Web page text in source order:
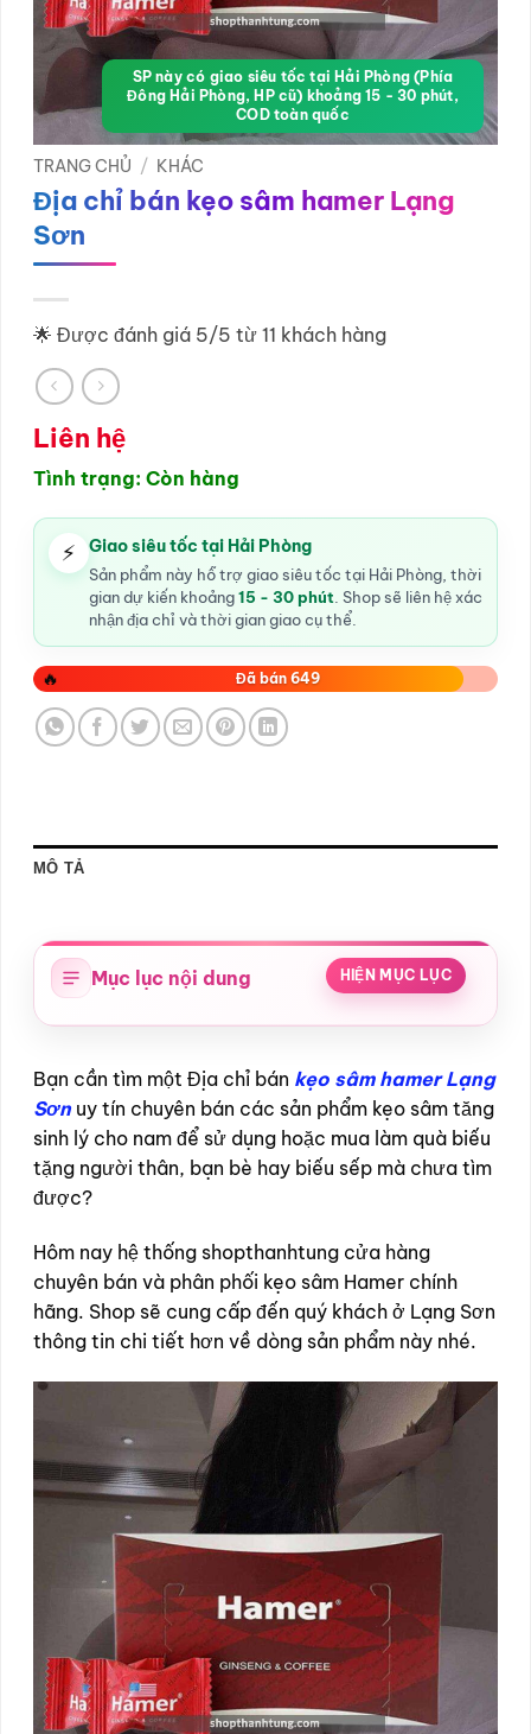
SP này có giao siêu tốc tại Hải Phòng (Phía
Đông Hải Phòng, HP cũ) khoảng 15 - 30 phút,
COD toàn quốc
TRANG CHỦ / KHÁC
Địa chỉ bán kẹo sâm hamer Lạng
Sơn
🌟 Được đánh giá 5/5 từ 11 khách hàng
Liên hệ
Tình trạng: Còn hàng
⚡ Giao siêu tốc tại Hải Phòng
Sản phẩm này hỗ trợ giao siêu tốc tại Hải Phòng, thời
gian dự kiến khoảng15 - 30 phút. Shop sẽ liên hệ xác
nhận địa chỉ và thời gian giao cụ thể.
🔥 Đã bán 649
MÔ TẢ
Mục lục nội dung HIỆN MỤC LỤC
Bạn cần tìm một Địa chỉ bán kẹo sâm hamer Lạng
Sơnuy tín chuyên bán các sản phẩm kẹo sâm tăng
sinh lý cho nam để sử dụng hoặc mua làm quà biếu
tặng người thân, bạn bè hay biếu sếp mà chưa tìm
được?
Hôm nay hệ thống shopthanhtung cửa hàng
chuyên bán và phân phối kẹo sâm Hamer chính
hãng. Shop sẽ cung cấp đến quý khách ở Lạng Sơn
thông tin chi tiết hơn về dòng sản phẩm này nhé.